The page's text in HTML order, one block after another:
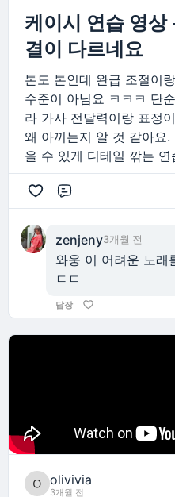
케이시 연습 영상
결이 다르네요
톤도 톤인데 완급 조절이
수준이 아님요 ㅋㅋㅋ 단
라 가사 전달력이랑 표정
왜 아끼는지 알 것 같아요
을 수 있게 디테일 깎는
zenjeny3개월 전
와웅 이 어려운 노래
ㄷㄷ
답장
olivivia
3개월 전